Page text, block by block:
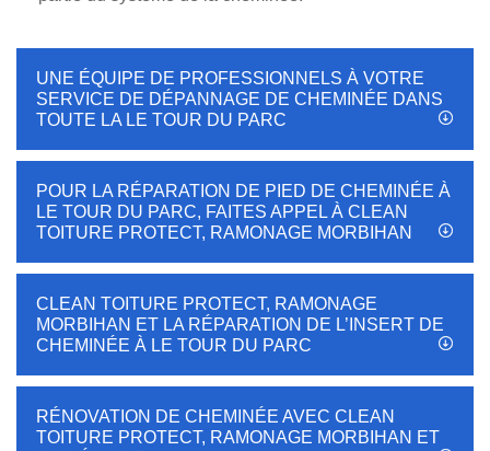
UNE ÉQUIPE DE PROFESSIONNELS À VOTRE
SERVICE DE DÉPANNAGE DE CHEMINÉE DANS
TOUTE LA LE TOUR DU PARC
POUR LA RÉPARATION DE PIED DE CHEMINÉE À
LE TOUR DU PARC, FAITES APPEL À CLEAN
TOITURE PROTECT, RAMONAGE MORBIHAN
CLEAN TOITURE PROTECT, RAMONAGE
MORBIHAN ET LA RÉPARATION DE L’INSERT DE
CHEMINÉE À LE TOUR DU PARC
RÉNOVATION DE CHEMINÉE AVEC CLEAN
TOITURE PROTECT, RAMONAGE MORBIHAN ET